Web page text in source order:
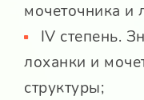
мочеточника и
IV степень.
лоханки и
структуры;